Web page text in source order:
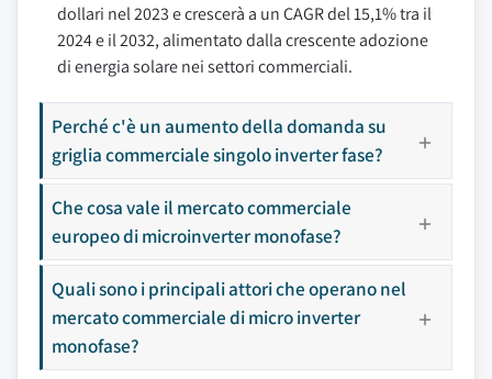
dollari nel 2023 e crescerà a un CAGR del 15,1% tra il
2024 e il 2032, alimentato dalla crescente adozione
di energia solare nei settori commerciali.
Perché c'è un aumento della domanda su
griglia commerciale singolo inverter fase?
Che cosa vale il mercato commerciale
europeo di microinverter monofase?
Quali sono i principali attori che operano nel
mercato commerciale di micro inverter
monofase?